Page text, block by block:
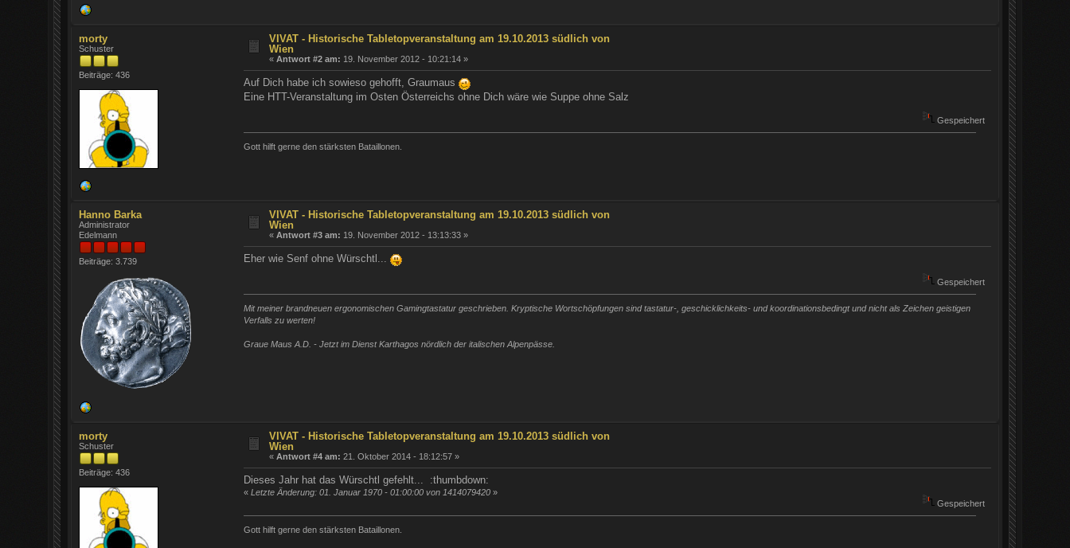
morty
Schuster
Beiträge: 436
VIVAT - Historische Tabletopveranstaltung am 19.10.2013 südlich von
Wien
«Antwort #2 am: 19. November 2012 - 10:21:14 »
Auf Dich habe ich sowieso gehofft, Graumaus
Eine HTT-Veranstaltung im Osten Österreichs ohne Dich wäre wie Suppe ohne Salz
Gespeichert
Gott hilft gerne den stärksten Bataillonen.
Hanno Barka
Administrator
Edelmann
Beiträge: 3.739
VIVAT - Historische Tabletopveranstaltung am 19.10.2013 südlich von
Wien
«Antwort #3 am: 19. November 2012 - 13:13:33 »
Eher wie Senf ohne Würschtl...
Gespeichert
Mit meiner brandneuen ergonomischen Gamingtastatur geschrieben. Kryptische Wortschöpfungen sind tastatur-, geschicklichkeits- und koordinationsbedingt und nicht als Zeichen geistigen
Verfalls zu werten!
Graue Maus A.D. - Jetzt im Dienst Karthagos nördlich der italischen Alpenpässe.
morty
Schuster
Beiträge: 436
VIVAT - Historische Tabletopveranstaltung am 19.10.2013 südlich von
Wien
«Antwort #4 am: 21. Oktober 2014 - 18:12:57 »
Dieses Jahr hat das Würschtl gefehlt... :thumbdown:
« Letzte Änderung: 01. Januar 1970 - 01:00:00 von 1414079420»
Gespeichert
Gott hilft gerne den stärksten Bataillonen.